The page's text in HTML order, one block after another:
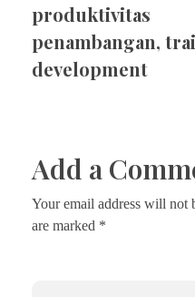
produktivitas
penambangan,
development
Add a
Your email address will not
are marked *